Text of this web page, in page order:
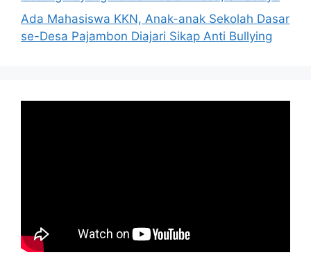
Ada Mahasiswa KKN, Anak-anak Sekolah Dasar
se-Desa Pajambon Diajari Sikap Anti Bullying